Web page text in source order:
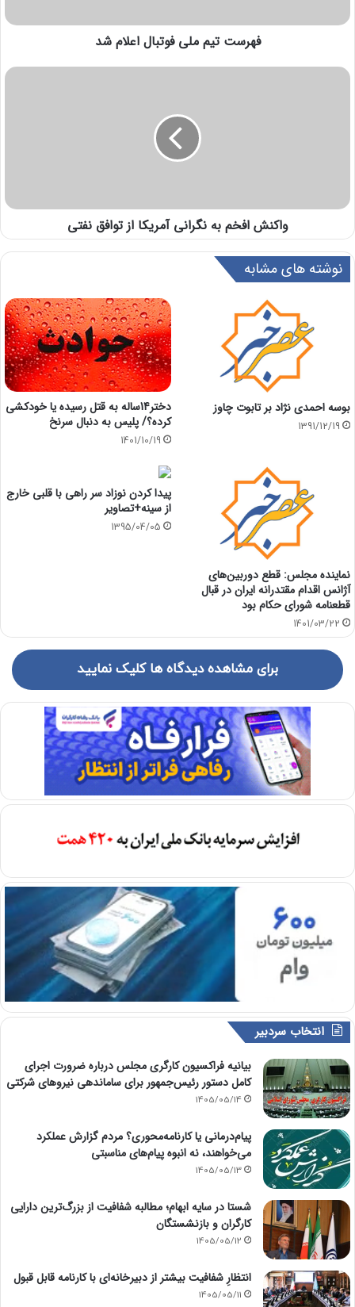
فهرست تیم ملی فوتبال اعلام شد
واکنش افخم به نگرانی آمریکا از توافق نفتی
نوشته های مشابه
بوسه احمدی نژاد بر تابوت چاوز
1391/12/19
دختر14ساله به قتل رسیده یا خودکشی
کرده؟/ پلیس به دنبال سرنخ
1401/10/19
نماینده مجلس: قطع دوربین‌های
آژانس اقدام مقتدرانه ایران در قبال
قطعنامه شورای حکام بود
1401/03/22
پیدا کردن نوزاد سر راهی با قلبی خارج
از سینه+تصاویر
1395/04/05
برای مشاهده دیدگاه ها کلیک نمایید
انتخاب سردبیر
بیانیه فراکسیون کارگری مجلس درباره ضرورت اجرای
کامل دستور رئیس‌جمهور برای ساماندهی نیروهای شرکتی
1405/05/14
پیام‌درمانی یا کارنامه‌محوری؟ مردم گزارش عملکرد
می‌خواهند، نه انبوه پیام‌های مناسبتی
1405/05/13
شستا در سایه ابهام؛ مطالبه شفافیت از بزرگ‌ترین دارایی
کارگران و بازنشستگان
1405/05/12
انتظارِ شفافیت بیشتر از دبیرخانه‌ای با کارنامه قابل قبول
1405/05/11